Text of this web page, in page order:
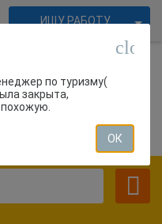
ИЩУ РАБОТУ
ИЩУ СОТРУДНИКОВ
вчера
close
по туризму(
закрыта,
ОК